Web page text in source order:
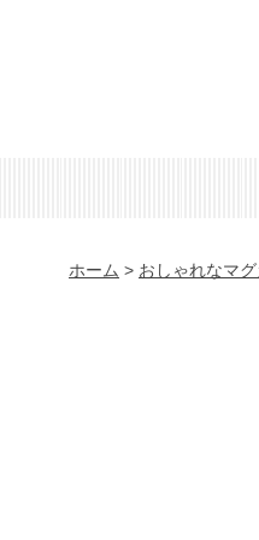
ホーム > おしゃれなマ